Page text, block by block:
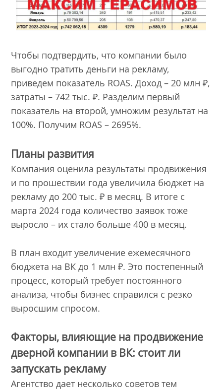
Чтобы подтвердить, что компании было
выгодно тратить деньги на рекламу,
приведем показатель ROAS. Доход – 20 млн ₽,
затраты – 742 тыс. ₽. Разделим первый
показатель на второй, умножим результат на
100%. Получим ROAS – 2695%.
Планы развития
Компания оценила результаты продвижения
и по прошествии года увеличила бюджет на
рекламу до 200 тыс. ₽ в месяц. В итоге с
марта 2024 года количество заявок тоже
выросло – их стало больше 400 в месяц.
В план входит увеличение ежемесячного
бюджета на ВК до 1 млн ₽. Это постепенный
процесс, который требует постоянного
анализа, чтобы бизнес справился с резко
выросшим спросом.
Факторы, влияющие на продвижение
дверной компании в ВК: стоит ли
запускать рекламу
Агентство дает несколько советов тем